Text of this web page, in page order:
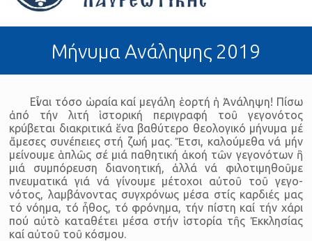
Μήνυμα Ανάληψης 2019
Εἶναι τόσο ὡραία καί μεγάλη ἑορτή ἡ Ἀνάληψη! Πίσω
ἀπό τήν λιτή ἱστορική περιγραφή τοῦ γεγονότος
κρύβεται διακριτικά ἕνα βαθύτερο θεολογικό μήνυμα μέ
ἄμεσες συνέπειες στή ζωή μας. Ἔτσι, καλούμεθα νά μήν
μείνουμε ἁπλῶς σέ μιά παθητική ἀκοή τῶν γεγονότων ἢ
μιά συμπόρευση διανοητική, ἀλλά νά φιλοτιμηθοῦμε
πνευματικά γιά νά γίνουμε μέτοχοι αὐτοῦ τοῦ γεγο­
νότος, λαμβάνοντας συγχρόνως μέσα στίς καρδιές μας
τό νόημα, τό ἦθος, τό φρόνημα, τήν πίστη καί τήν χάρι
πού αὐτὸ καταθέτει μέσα στήν ἱστορία τῆς Ἐκκλησίας
καί αὐτοῦ τοῦ κόσμου.